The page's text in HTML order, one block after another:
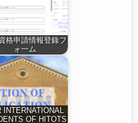
格申請情報登錄フ
ォ一ム
INTERNATIONAL
OF HITOTS